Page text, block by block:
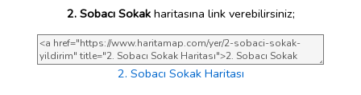
2. Sobacı Sokakharitasına link verebilirsiniz;
2. Sobacı Sokak Haritası